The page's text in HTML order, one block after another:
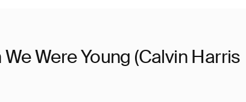
Were Young (Calvin Harris